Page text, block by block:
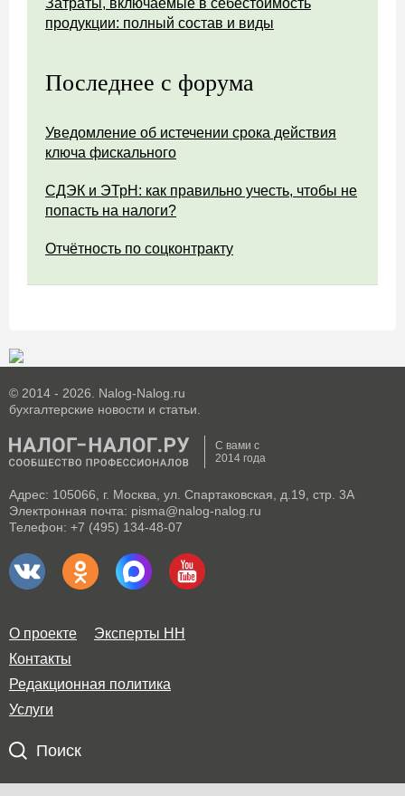
Затраты, включаемые в себестоимость
продукции: полный состав и виды
Последнее с форума
Уведомление об истечении срока действия
ключа фискального
СДЭК и ЭТрН: как правильно учесть, чтобы не
попасть на налоги?
Отчётность по соцконтракту
© 2014 - 2026. Nalog-Nalog.ru
бухгалтерские новости и статьи.
С вами с
2014 года
Адрес: 105066, г. Москва, ул. Спартаковская, д.19, стр. 3А
Электронная почта: pisma@nalog-nalog.ru
Телефон: +7 (495) 134-48-07
О проекте
Эксперты НН
Контакты
Редакционная политика
Услуги
Поиск